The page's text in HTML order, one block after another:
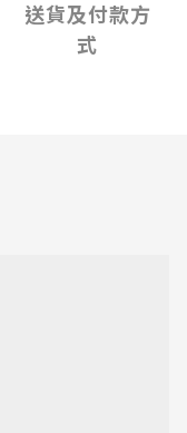
送貨及付款方
式